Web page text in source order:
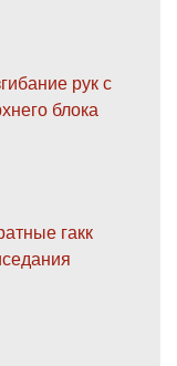
рук с
блока
гакк